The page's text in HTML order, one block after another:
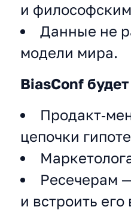
и
Данные не
модели мира.
BiasConf
цепочки
Ресечерам
и встроить